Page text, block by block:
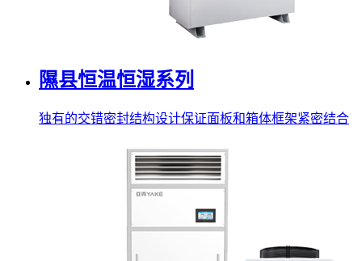
隰县恒温恒湿系列
独有的交错密封结构设计保证面板和箱体框架紧密结合